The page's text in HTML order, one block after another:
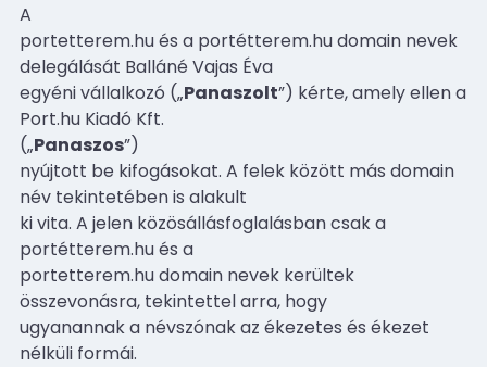
A
portetterem.hu és a portétterem.hu domain nevek
delegálását Balláné Vajas Éva
egyéni vállalkozó („Panaszolt”) kérte, amely ellen a
Port.hu Kiadó Kft.
(„Panaszos”)
nyújtott be kifogásokat. A felek között más domain
név tekintetében is alakult
ki vita. A jelen közösállásfoglalásban csak a
portétterem.hu és a
portetterem.hu domain nevek kerültek
összevonásra, tekintettel arra, hogy
ugyanannak a névszónak az ékezetes és ékezet
nélküli formái.